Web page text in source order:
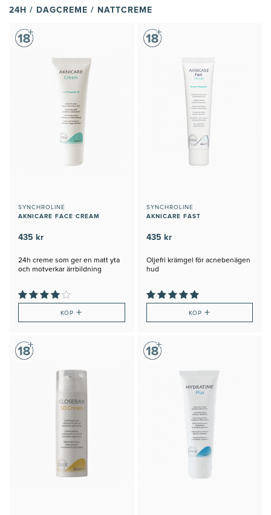
24H / DAGCREME / NATTCREME
SYNCHROLINE
AKNICARE FACE CREAM
435 kr
24h creme som ger en matt yta
och motverkar ärrbildning
KÖP+
SYNCHROLINE
AKNICARE FAST
435 kr
Oljefri krämgel för acnebenägen
hud
KÖP +